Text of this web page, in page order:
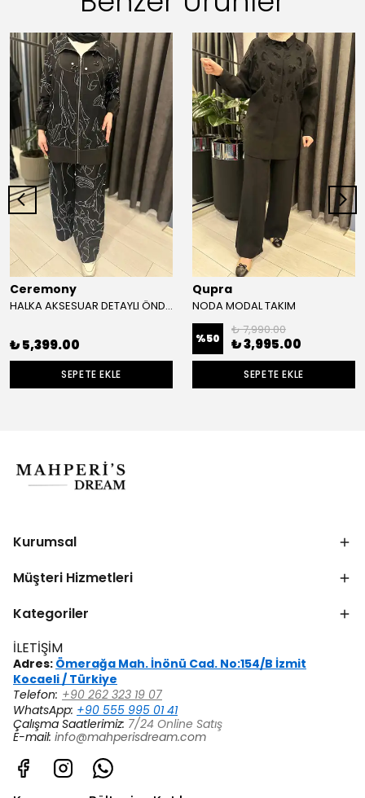
Ceremony
HALKA AKSESUAR DETAYLI ÖNDEN FERMUARLI SAMARA PANTOLONLU TAKIM
₺ 5,399.00
SEPETE EKLE
Qupra
NODA MODAL TAKIM
%50
₺ 7,990.00
₺ 3,995.00
SEPETE EKLE
Kurumsal
Müşteri Hizmetleri
Kategoriler
İLETİŞİM
Adres: Ömerağa Mah. İnönü Cad. No:154/B İzmit
Kocaeli / Türkiye
Telefon: +90 262 323 19 07
WhatsApp: +90 555 995 01 41
Çalışma Saatlerimiz: 7/24 Online Satış
E-mail: info@mahperisdream.com